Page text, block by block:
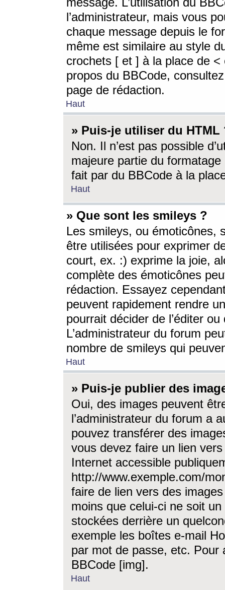
l’administrateur, mais vous
chaque message depuis le
même est similaire au style
crochets [ et ] à la place de <
propos du BBCode,
page de rédaction.
Haut
» Puis-je utiliser du HTML
Non. Il n’est pas possible
majeure partie du
fait par du BBCode à la
Haut
» Que sont les smileys ?
Les smileys, ou émoticônes,
être utilisées pour exprimer
court, ex. :) exprime la joie,
complète des émoticônes
rédaction. Essayez
peuvent rapidement rendre
pourrait décider de l’éditer
L’administrateur du forum
nombre de smileys qui
Haut
» Puis-je publier des
Oui, des images peuvent
l’administrateur du forum a
pouvez transférer des
vous devez faire un lien
Internet accessible
http://www.exemple.com/
faire de lien vers des
moins que celui-ci ne soit
stockées derrière un
exemple les boîtes e-mail
par mot de passe, etc. Pour
BBCode [img].
Haut